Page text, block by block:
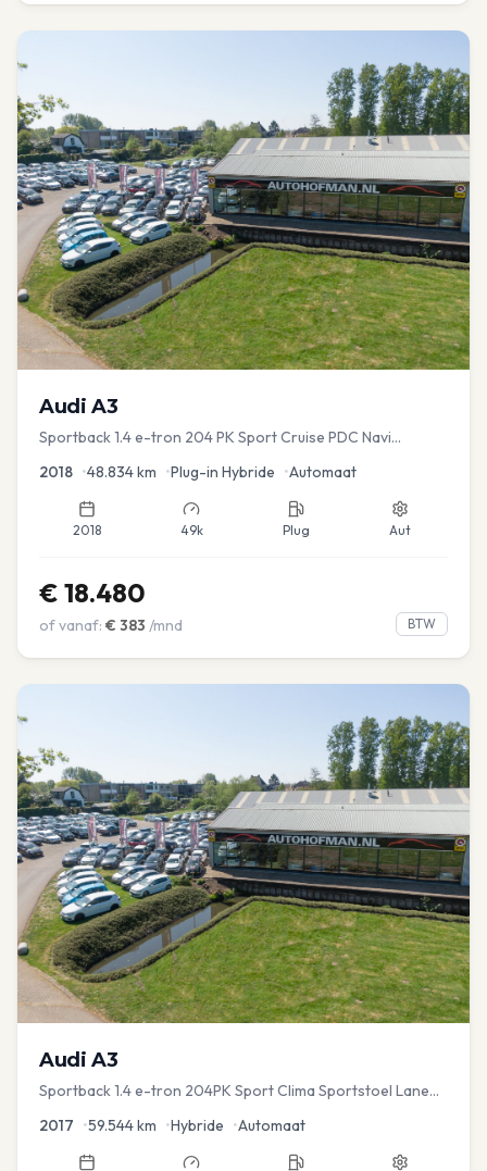
Audi A3
Sportback 1.4 e-tron 204 PK Sport Cruise PDC Navi
2018 •48.834km •Plug-in Hybride •Automaat
2018 49k Plug Aut
€ 18.480
of vanaf: € 383 /mnd BTW
Audi A3
Sportback 1.4 e-tron 204PK Sport Clima Sportstoel Lane
2017 •59.544km •Hybride •Automaat